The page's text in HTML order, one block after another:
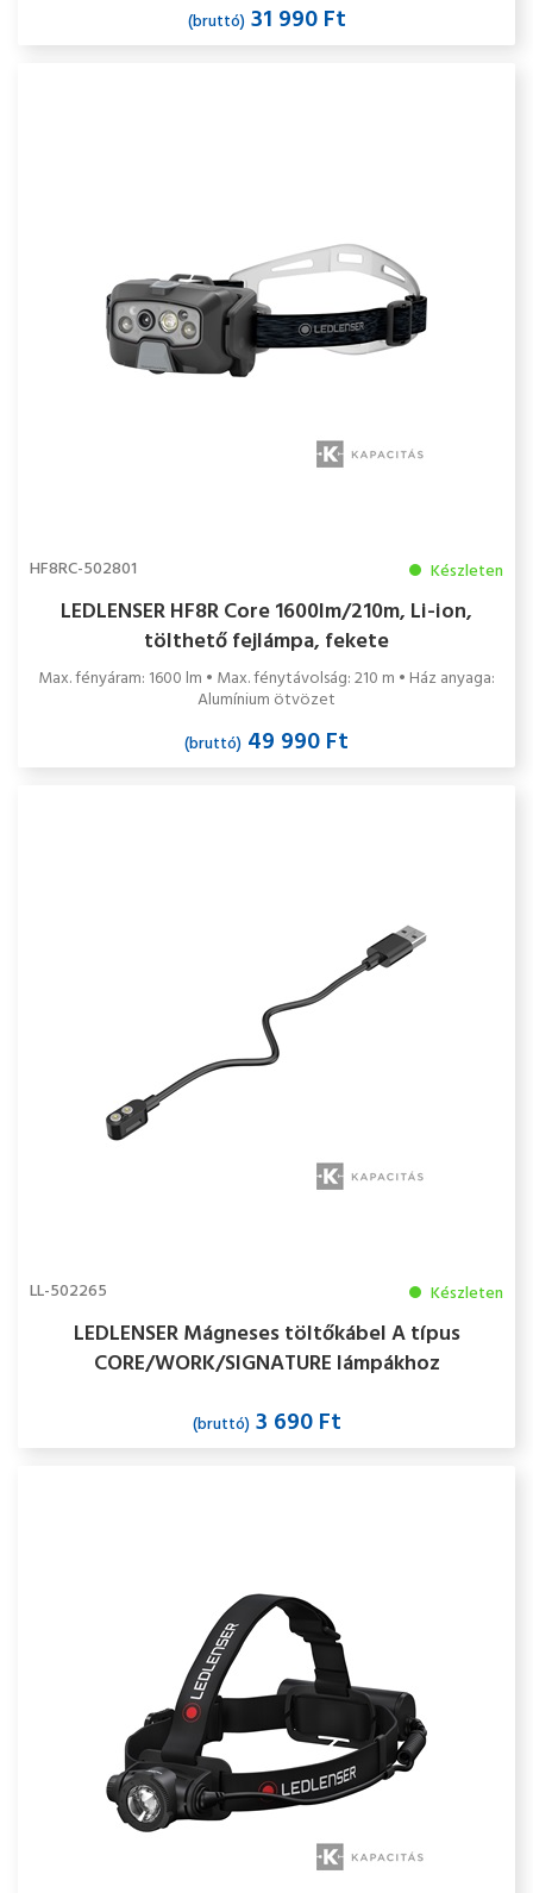
(bruttó)31 990 Ft
HF8RC-502801 Készleten
LEDLENSER HF8R Core 1600lm/210m, Li-ion,
tölthető fejlámpa, fekete
Max. fényáram: 1600 lm • Max. fénytávolság: 210 m • Ház anyaga:
Alumínium ötvözet
(bruttó) 49 990 Ft
LL-502265 Készleten
LEDLENSER Mágneses töltőkábel A típus
CORE/WORK/SIGNATURE lámpákhoz
(bruttó)3 690 Ft